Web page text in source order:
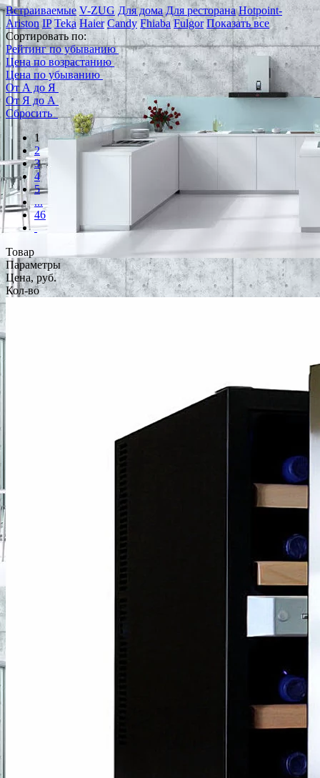
Встраиваемые V-ZUG Для дома Для ресторана Hotpoint-
Ariston IP Teka Haier Candy Fhiaba Fulgor Показать все
Сортировать по:
Рейтинг по убыванию
Цена по возрастанию
Цена по убыванию
От А до Я
От Я до А
Сбросить
1
2
3
4
5
...
46
Товар
Параметры
Цена, руб.
Кол-во